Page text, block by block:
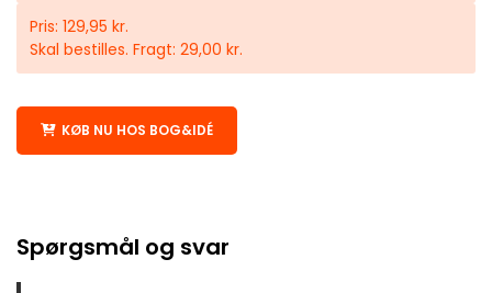
Pris: 129,95 kr.
Skal bestilles. Fragt: 29,00 kr.
KØB NU HOS BOG&IDÉ
Spørgsmål og svar